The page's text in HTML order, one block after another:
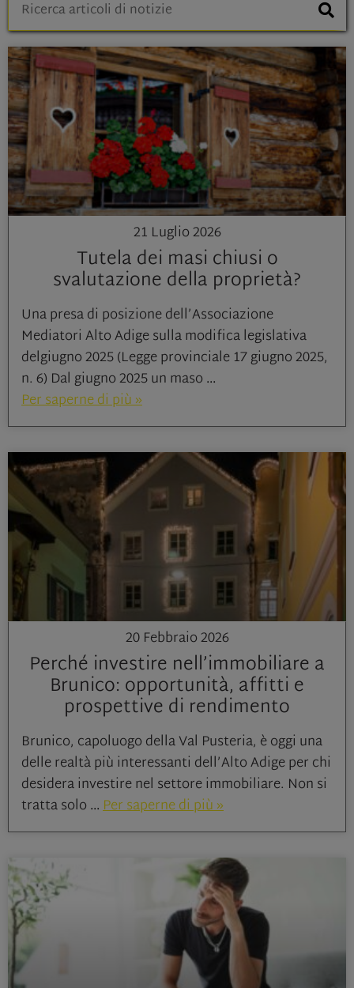
Tutela dei masi chiusi o
svalutazione della proprietà?
Una presa di posizione dell’Associazione
Mediatori Alto Adige sulla modifica legislativa
delgiugno 2025 (Legge provinciale 17 giugno 2025,
n. 6) Dal giugno 2025 un maso
Per saperne di più »
21 Luglio 2026
Perché investire nell’immobiliare a
Brunico: opportunità, affitti e
prospettive di rendimento
Brunico, capoluogo della Val Pusteria, è oggi una
delle realtà più interessanti dell’Alto Adige per chi
desidera investire nel settore immobiliare. Non si
tratta solo
Per saperne di più »
20 Febbraio 2026